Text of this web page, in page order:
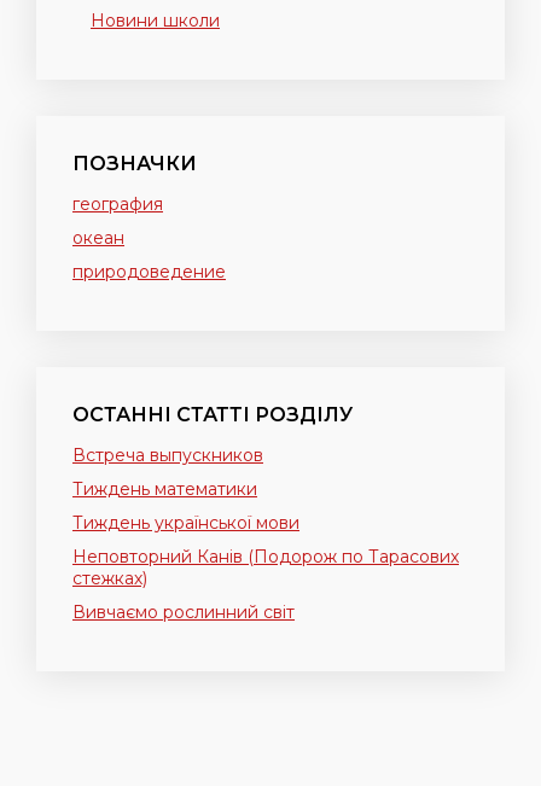
Новини школи
ПОЗНАЧКИ
география
океан
природоведение
ОСТАННІ СТАТТІ РОЗДІЛУ
Встреча выпускников
Тиждень математики
Тиждень української мови
Неповторний Канів (Подорож по Тарасових
стежках)
Вивчаємо рослинний світ